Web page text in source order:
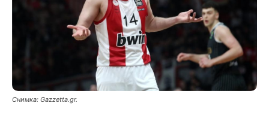
Снимка: Gazzetta.gr.